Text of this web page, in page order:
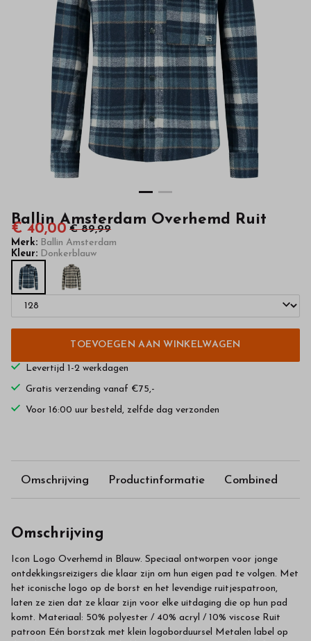
hoge
kwaliteit
onze
webshop
Ballin Amsterdam Overhemd Ruit
€ 40,00 € 89,99
Merk: Ballin Amsterdam
Kleur: Donkerblauw
TOEVOEGEN AAN WINKELWAGEN
Levertijd 1-2 werkdagen
Gratis verzending vanaf €75,-
Voor 16:00 uur besteld, zelfde dag verzonden
Omschrijving Productinformatie Combined
Omschrijving
Icon Logo Overhemd in Blauw. Speciaal ontworpen voor jonge
ontdekkingsreizigers die klaar zijn om hun eigen pad te volgen. Met
het iconische logo op de borst en het levendige ruitjespatroon,
laten ze zien dat ze klaar zijn voor elke uitdaging die op hun pad
komt. Materiaal: 50% polyester / 40% acryl / 10% viscose Ruit
patroon Eén borstzak met klein logoborduursel Metalen label op